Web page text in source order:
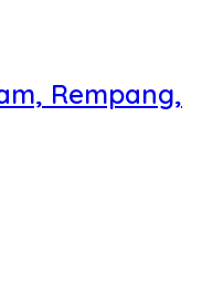
Rempang,